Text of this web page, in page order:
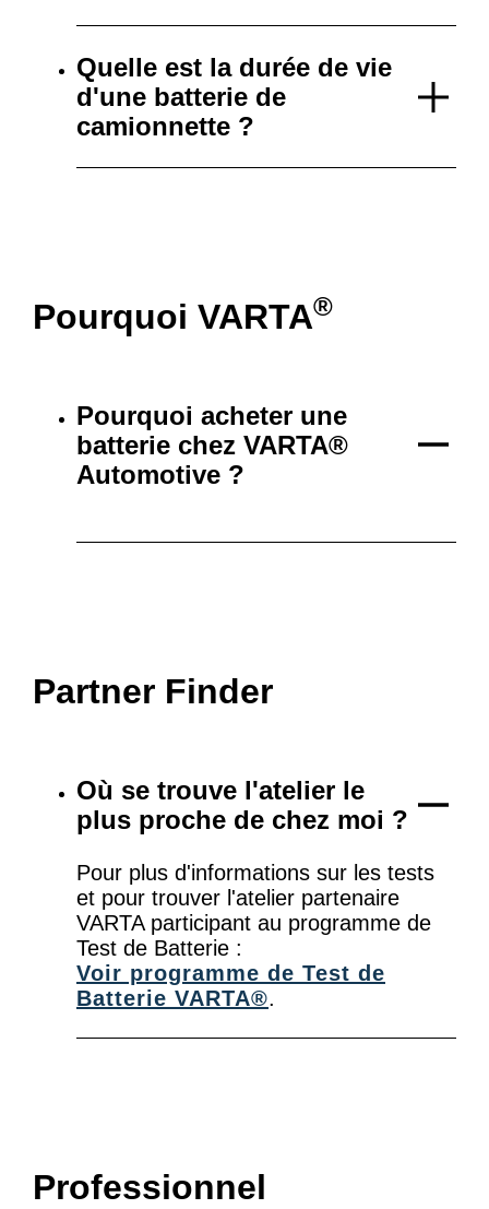
Quelle est la durée de vie
d'une batterie de
camionnette ?
Pourquoi VARTA®
Pourquoi acheter une
batterie chez VARTA®
Automotive ?
Partner Finder
Où se trouve l'atelier le
plus proche de chez moi ?
Pour plus d'informations sur les tests
et pour trouver l'atelier partenaire
VARTA participant au programme de
Test de Batterie :
Voir programme de Test de
Batterie VARTA®.
Professionnel